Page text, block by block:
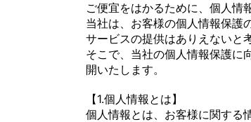
ご便宜をはかるために、個人情
当社は、お客様の個人情報保護
サービスの提供はありえないと
そこで、当社の個人情報保護に
開いたします。
【1.個人情報とは】
個人情報とは、お客様に関する